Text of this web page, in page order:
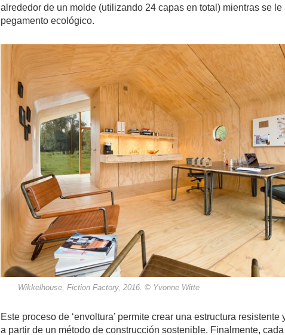
alrededor de un molde (utilizando 24 capas en total) mientras se le
pegamento ecológico.
Wikkelhouse, Fiction Factory, 2016. © Yvonne Witte
Este proceso de ‘envoltura’ permite crear una estructura resistente
a partir de un método de construcción sostenible. Finalmente, cada